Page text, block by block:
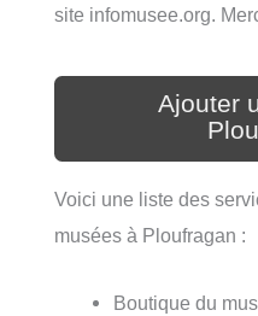
site infomusee.org.
Ajouter
Voici une liste des
musées à Ploufragan :
Boutique du